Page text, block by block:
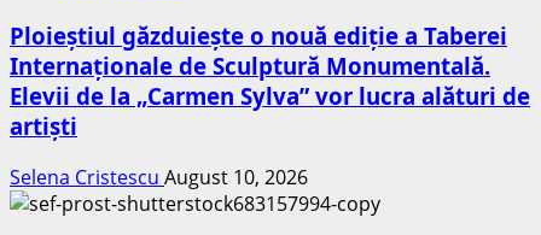
Ploieștiul găzduiește o nouă ediție a Taberei
Internaționale de Sculptură Monumentală.
Elevii de la „Carmen Sylva” vor lucra alături de
artiști
Selena Cristescu August 10, 2026